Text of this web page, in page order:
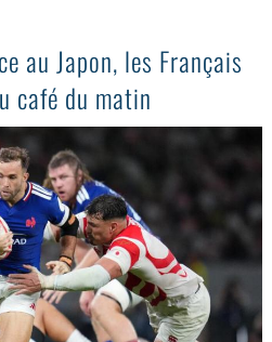
au Japon, les Français
café du matin